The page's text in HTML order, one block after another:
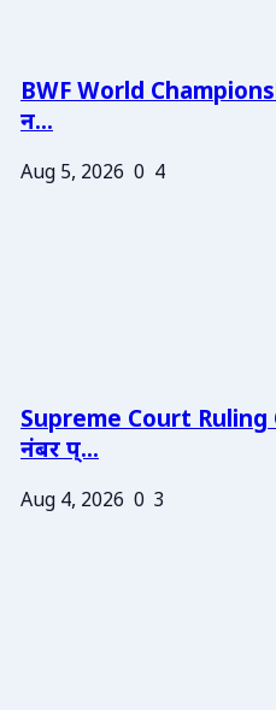
BWF World
न...
Aug 5, 2026 0 4
Supreme Court
नंबर प्...
Aug 4, 2026 0 3